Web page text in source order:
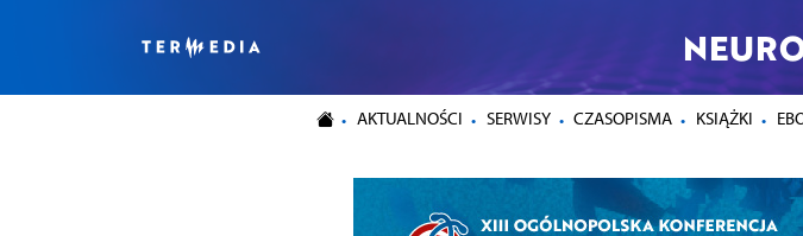
AKTUALNOŚCI SERWISY CZASOPISMA KSIĄŻKI